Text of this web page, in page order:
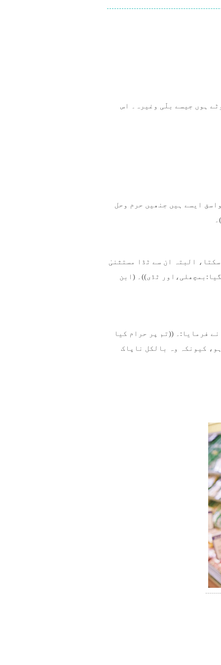
ہوں جیسے بلّی وغیرہ۔ اس
ایسے ہیں جنھیں حرم وحل
البتہ ان سے ٹڈا مستثنیٰ
ٹڈی))۔ (ابن
فرمایا:۔ ((تم پر حرام کیا
خنزیر کا گوشت ہو، کیونکہ وہ بالکل ناپاک